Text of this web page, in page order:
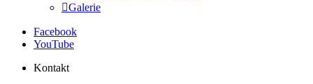
Galerie
Facebook
YouTube
Kontakt